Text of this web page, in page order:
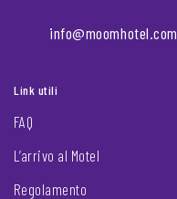
info@moomhotel.com
Link utili
FAQ
L’arrivo al Motel
Regolamento